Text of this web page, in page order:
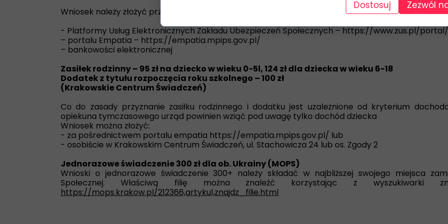
Wniosek należy złożyć przez internet, korzystając z
- Platformy Usług Elektronicznych Zakładu Ubezpieczeń Społecznych – https://www.zus.pl/
– portalu Empatia – https://empatia.mpips.gov.pl/
– bankowości elektronicznej
Zasiłek rodzinny – 95 zł na dziecko w wieku 0-5l, 124 zł dla dziecka w wieku 6-18
Dodatek z tytułu rozpoczęcia roku szkolnego – 100 zł
(Krakowskie Centrum Świadczeń)
Co do zasady przyznanie zasiłku rodzinnego i dodatku jest uzależnione od kryterium
opiekuna tymczasowego urząd powinien wziąć pod uwagę tylko dochód dziecka
Wniosek można złożyć:
- za pośrednictwem portalu empatia https://empatia.mpips.gov.pl/ lub
- osobiście w Krakowskim Centrum Świadczeń, ul. Stachowicza 24 lub os. Zgody 2
Jednorazowe świadczenie 300 zł dla ob. Ukrainy (MOPS)
Wnioski o jednorazowe świadczenie 300+ należy składać w najbliższej swojego miejsca
Społecznej. Właściwą filię można znaleźć korzystając z wyszukiwarki
https://mops.krakow.pl/212366,artykul,znajdz_filie.html
Dostosuj Zezwól